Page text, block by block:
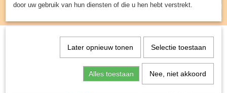
Inloggen Registreren
UW WINKELWAGEN
(0)
Spellen & Puzzels> Breinbrekers>IQ Link -
door uw gebruik van hun diensten of die u hen hebt verstrekt.
Later opnieuw tonen Selectie toestaan
Alles toestaan Nee, niet akkoord